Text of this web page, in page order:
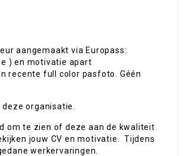
aangemaakt via Europass:
) en motivatie apart
recente full color pasfoto. Géén
organisatie.
om te zien of deze aan de kwaliteit
jouw CV en motivatie. Tijdens
werkervaringen.